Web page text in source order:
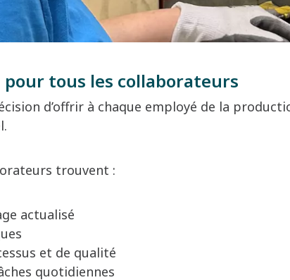
pour tous les collaborateurs
d’offrir à chaque employé de la
trouvent :
actualisé
et de qualité
quotidiennes